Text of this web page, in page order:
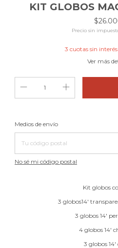
KIT GLOBOS
Precio sin
3 cuotas sin
Ver más
Entregas para el CP:
Medios de envío
No sé mi código postal
Kit globos
3 globos14'
3 globos 14'
4 globos 14'
3 globos 14'